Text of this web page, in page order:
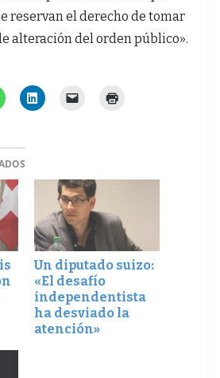
reservan el derecho de tomar
alteración del orden público».
Un diputado suizo:
«El desafío
independentista
ha desviado la
atención»